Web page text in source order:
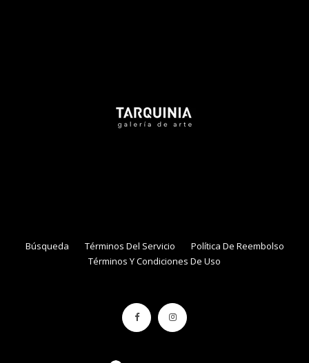
Búsqueda Términos Del Servicio
Política De Reembolso
Términos Y Condiciones De Uso